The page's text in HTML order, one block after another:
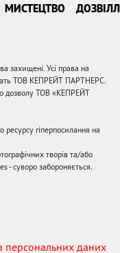
МИСТЕЦТВО
Усі права на
ТОВ КЕПРЕЙТ ПАРТНЕРС.
дозволу ТОВ «КЕПРЕЙТ
ресурсу гіперпосилання на
творів та/або
- суворо забороняється.
персональних даних